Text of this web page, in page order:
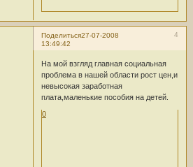
Поделиться 4
27-07-2008
13:49:42
На мой взгляд главная социальная
проблема в нашей области рост цен,и
невысокая заработная
плата,маленькие пособия на детей.
0